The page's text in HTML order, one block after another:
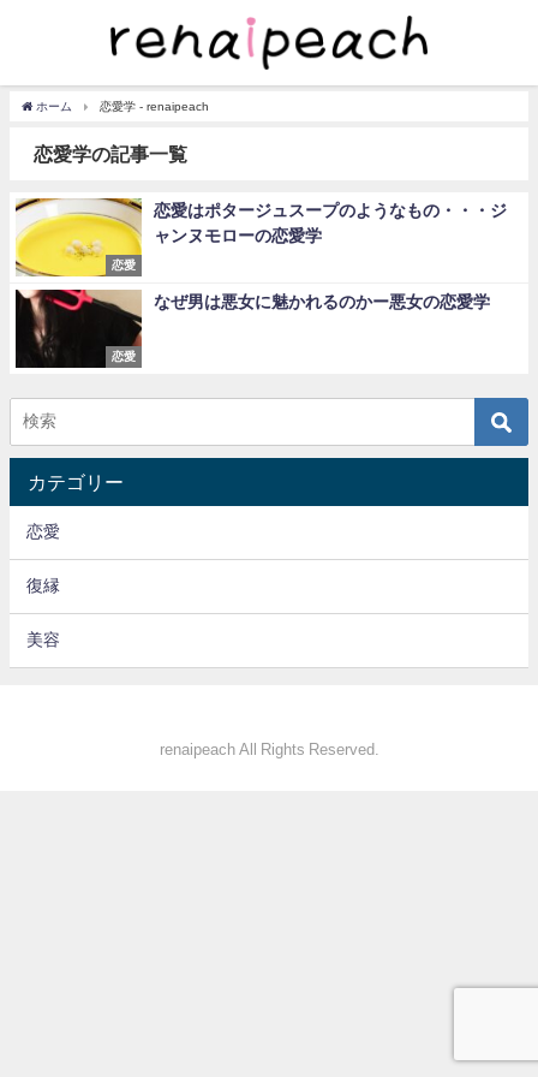
ホーム 恋愛学 - renaipeach
恋愛学の記事一覧
恋愛
恋愛はポタージュスープのようなもの・・・ジ
ャンヌモローの恋愛学
恋愛
なぜ男は悪女に魅かれるのかー悪女の恋愛学
カテゴリー
恋愛
復縁
美容
renaipeach All Rights Reserved.